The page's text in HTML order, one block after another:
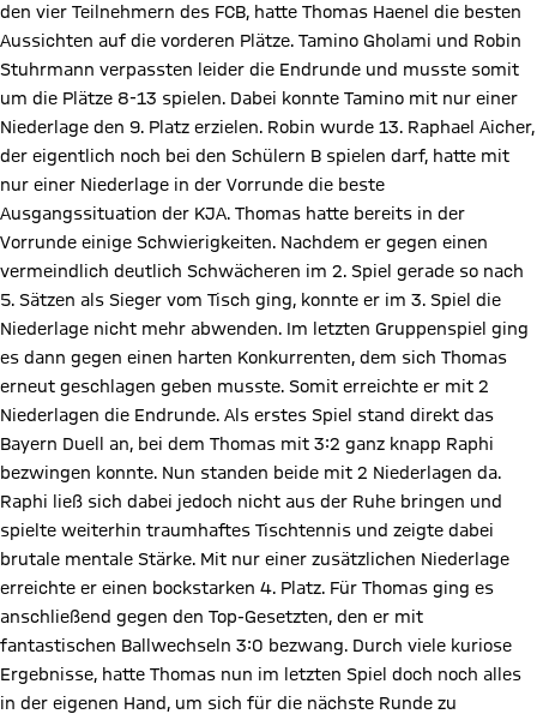
den vier Teilnehmern des FCB, hatte Thomas Haenel die besten
Aussichten auf die vorderen Plätze. Tamino Gholami und Robin
Stuhrmann verpassten leider die Endrunde und musste somit
um die Plätze 8-13 spielen. Dabei konnte Tamino mit nur einer
Niederlage den 9. Platz erzielen. Robin wurde 13. Raphael Aicher,
der eigentlich noch bei den Schülern B spielen darf, hatte mit
nur einer Niederlage in der Vorrunde die beste
Ausgangssituation der KJA. Thomas hatte bereits in der
Vorrunde einige Schwierigkeiten. Nachdem er gegen einen
vermeindlich deutlich Schwächeren im 2. Spiel gerade so nach
5. Sätzen als Sieger vom Tisch ging, konnte er im 3. Spiel die
Niederlage nicht mehr abwenden. Im letzten Gruppenspiel ging
es dann gegen einen harten Konkurrenten, dem sich Thomas
erneut geschlagen geben musste. Somit erreichte er mit 2
Niederlagen die Endrunde. Als erstes Spiel stand direkt das
Bayern Duell an, bei dem Thomas mit 3:2 ganz knapp Raphi
bezwingen konnte. Nun standen beide mit 2 Niederlagen da.
Raphi ließ sich dabei jedoch nicht aus der Ruhe bringen und
spielte weiterhin traumhaftes Tischtennis und zeigte dabei
brutale mentale Stärke. Mit nur einer zusätzlichen Niederlage
erreichte er einen bockstarken 4. Platz. Für Thomas ging es
anschließend gegen den Top-Gesetzten, den er mit
fantastischen Ballwechseln 3:0 bezwang. Durch viele kuriose
Ergebnisse, hatte Thomas nun im letzten Spiel doch noch alles
in der eigenen Hand, um sich für die nächste Runde zu